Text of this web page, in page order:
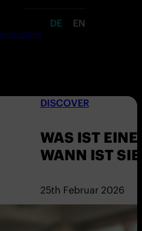
DE EN
testen
DISCOVER
WAS IST
WANN IST
25th Februar 2026